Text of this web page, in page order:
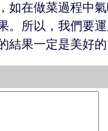
如在做菜過程中
。所以，我們要
結果一定是美好的